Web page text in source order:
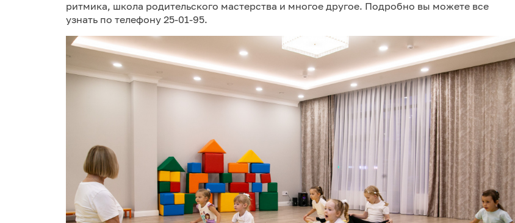
ритмика, школа родительского мастерства и многое другое. Подробно вы можете все
узнать по телефону 25-01-95.